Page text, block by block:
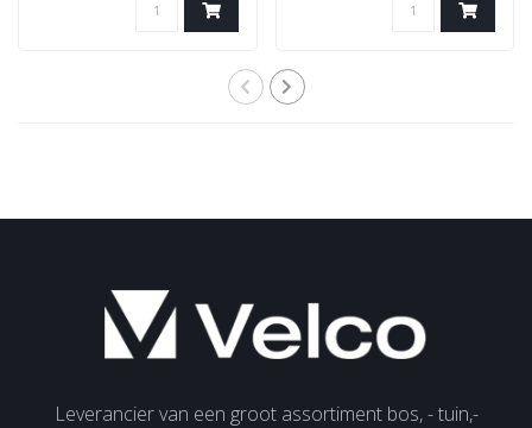
Leverancier van een groot assortiment bos, - tuin,-